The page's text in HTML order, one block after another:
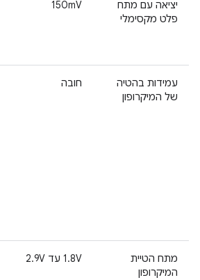
יציאה עם מתח
פלט מקסימלי
150mV
עמידות בהטיה
של המיקרופון
חובה
מתח הטיית
המיקרופון
1.8V עד 2.9V